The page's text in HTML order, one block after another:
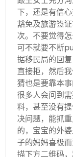
下，还是有信
豁免及旅游签
次。不要觉得
可不就要不断
据移民局的回
直接拒，然后
猜也是要靠本
很多人会问到
料，甚至没有
决问题，能抓
的，宝宝的外
子的妈妈喜极
描下方二维码